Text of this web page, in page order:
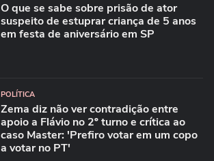
O que se sabe sobre prisão de ator
suspeito de estuprar criança de 5 anos
em festa de aniversário em SP
POLÍTICA
Zema diz não ver contradição entre
apoio a Flávio no 2º turno e crítica ao
caso Master: 'Prefiro votar em um copo
a votar no PT'